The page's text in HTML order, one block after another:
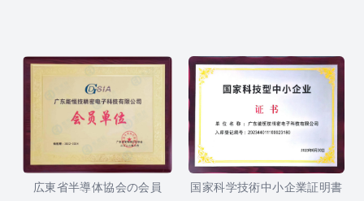
広東省半導体協会の会員 国家科学技術中小企業証明書